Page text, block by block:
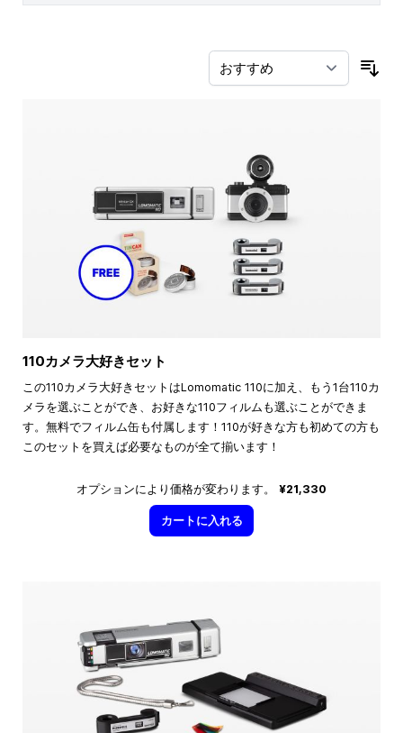
110カメラ大好きセット
この110カメラ大好きセットはLomomatic 110に加え、もう1台110カ
メラを選ぶことができ、お好きな110フィルムも選ぶことができま
す。無料でフィルム缶も付属します！110が好きな方も初めての方も
このセットを買えば必要なものが全て揃います！
オプションにより価格が変わります。 ¥21,330
カートに入れる